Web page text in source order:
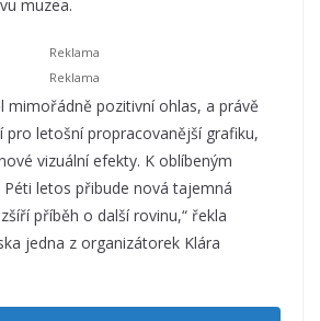
muzea.
mimořádně pozitivní ohlas, a právě
pro letošní propracovanější grafiku,
vizuální efekty. K oblíbeným
Péti letos přibude nová tajemná
příběh o další rovinu,“ řekla
jedna z organizátorek Klára